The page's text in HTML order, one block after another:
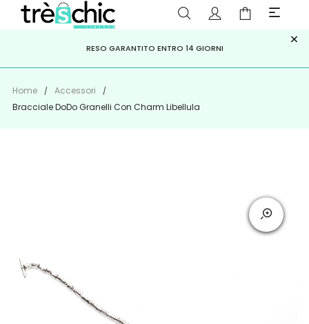
PAGA A RATE CONKLARNA,HEYLIGHT, APPAGO
ISCRIVITI ALLA NEWSLETTER PER NON PERDERE SCONTI E
OFFERTE IMPERDIBILI!
RESO GARANTITO ENTRO 14 GIORNI ×
Home
Accessori
Bracciale DoDo Granelli Con Charm Libellula